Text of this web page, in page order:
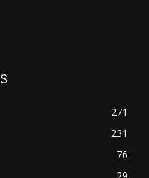
271
231
76